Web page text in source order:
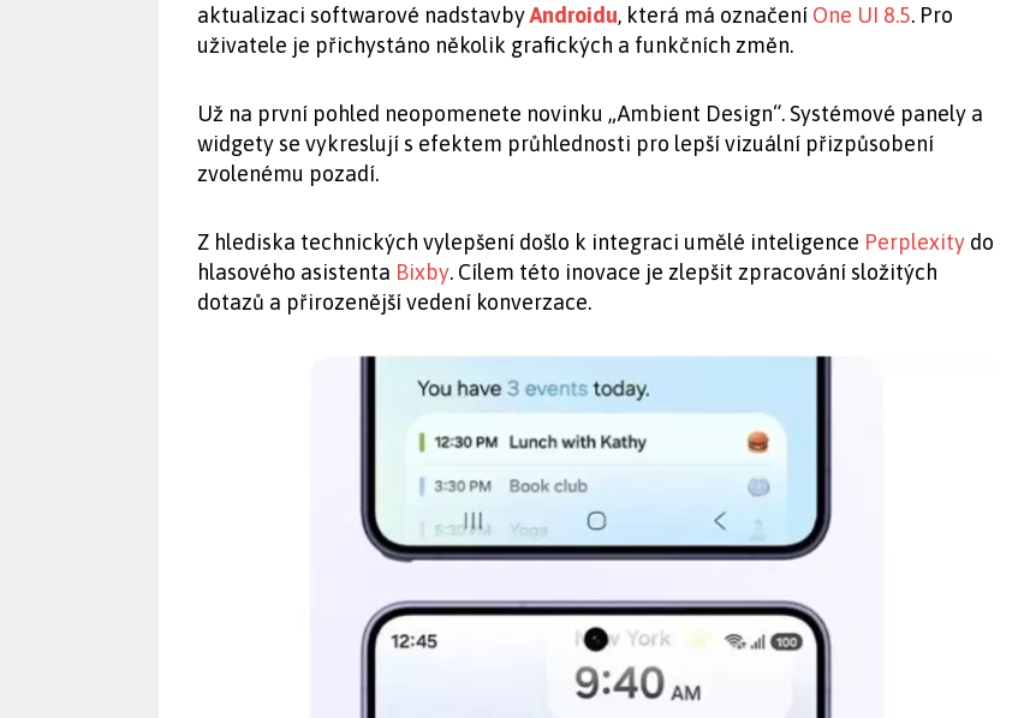
aktualizaci softwarové nadstavbyAndroidu, která má označení One UI 8.5. Pro
uživatele je přichystáno několik grafických a funkčních změn.
Už na první pohled neopomenete novinku „Ambient Design“. Systémové panely a
widgety se vykreslují s efektem průhlednosti pro lepší vizuální přizpůsobení
zvolenému pozadí.
Z hlediska technických vylepšení došlo k integraci umělé inteligence Perplexity do
hlasového asistenta Bixby. Cílem této inovace je zlepšit zpracování složitých
dotazů a přirozenější vedení konverzace.